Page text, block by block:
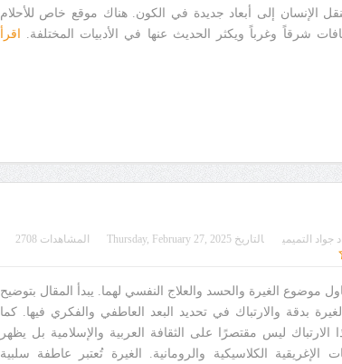
تنقل الإنسان إلى أبعاد جديدة في الكون. هناك موقع خاص للأحلام
شرقاً وغرباً ويكثر الحديث عنها في الأدبيات المختلفة.
اقرأ
جواد التميمي التاريخThursday, February 27, 2025 المشاهدات 2708
موضوع الغيرة والحسد والعلاج النفسي لهما. يبدأ المقال بتوضيح
بدقة والارتباك في تحديد البعد العاطفي والفكري فيها. كما
الارتباك ليس مقتصرًا على الثقافة العربية والإسلامية بل يظهر
الإغريقية الكلاسيكية والرومانية. الغيرة تُعتبر عاطفة سلبية